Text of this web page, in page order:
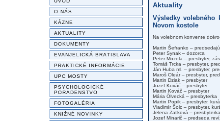
O NÁS
KÁZNE
AKTUALITY
DOKUMENTY
EVANJELICKÁ BRATISLAVA
PRAKTICKÉ INFORMÁCIE
UPC MOSTY
PSYCHOLOGICKÉ
PORADENSTVO
FOTOGALÉRIA
KNIŽNÉ NOVINKY
Aktuality
Výsledky volebného
Novom kostole
Na volebnom konvente
Martin Šefranko –
Peter Synak – dozorca
Peter Mozola – presbyter,
Tomáš Trcka – presbyter,
Ján Huba ml. – presbyter,
Maroš Oleár – presbyter,
Martin Dziak – presbyter
Jozef Kováč – presbyter
Martin Kováč – presbyter
Mária Ölvecká – presbyterka
Martin Popik – presbyter,
Vladimír Šolc – presbyter,
Jelena Zaťková –
Jozef Minarič – predseda